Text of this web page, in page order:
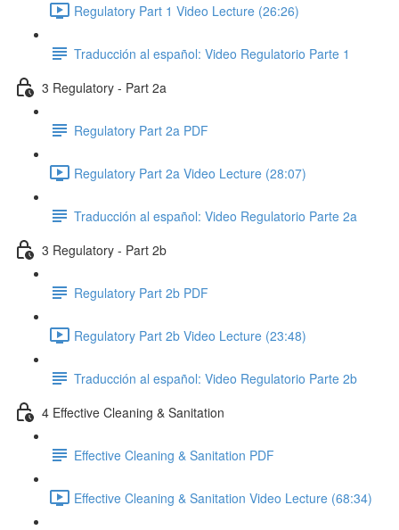
Regulatory Part 1 Video Lecture (26:26)
Traducción al español: Video Regulatorio Parte 1
3 Regulatory - Part 2a
Regulatory Part 2a PDF
Regulatory Part 2a Video Lecture (28:07)
Traducción al español: Video Regulatorio Parte 2a
3 Regulatory - Part 2b
Regulatory Part 2b PDF
Regulatory Part 2b Video Lecture (23:48)
Traducción al español: Video Regulatorio Parte 2b
4 Effective Cleaning & Sanitation
Effective Cleaning & Sanitation PDF
Effective Cleaning & Sanitation Video Lecture (68:34)